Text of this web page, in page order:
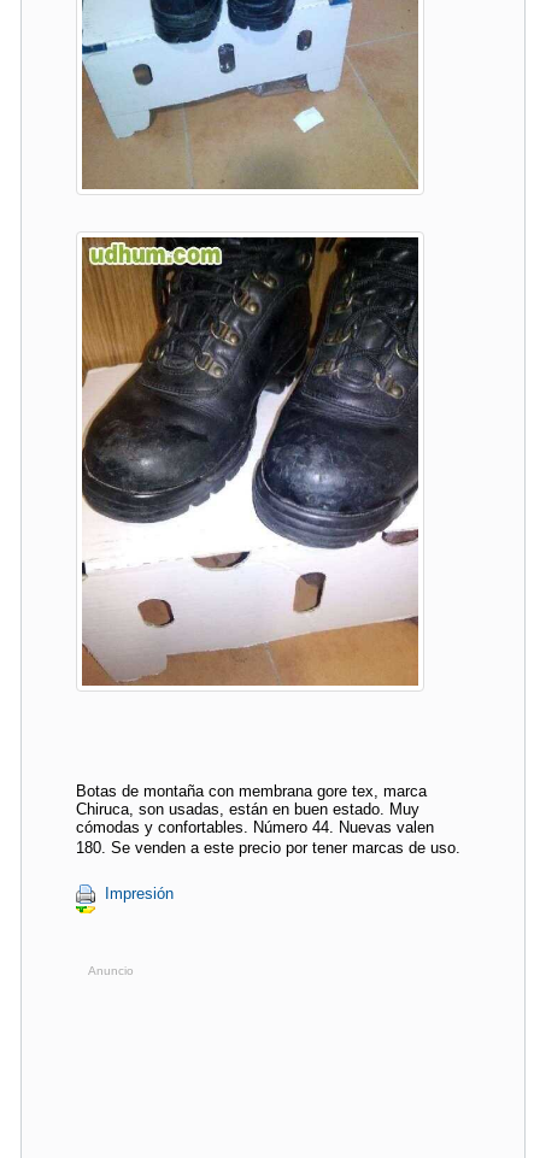
Botas de montaña con membrana gore tex, marca
Chiruca, son usadas, están en buen estado. Muy
cómodas y confortables. Número 44. Nuevas valen
180. Se venden a este precio por tener marcas de uso.
Impresión
Anuncio